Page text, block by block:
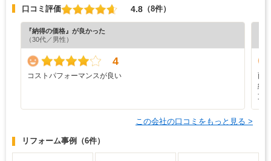
口コミ評価 4.8 （8件）
『納得の価格』が良かった
（30代／男性）
4
コストパフォーマンスが良い
雨
納
支
この会社の口コミをもっと見る >
リフォーム事例 （6件）